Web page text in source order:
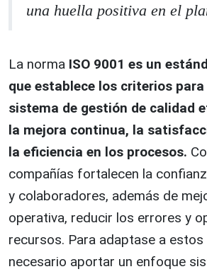
una huella positiva en el
La norma ISO 9001 es un
que establece los criterios
sistema de gestión de calidad
la mejora continua, la
la eficiencia en los procesos.
compañías fortalecen la
y colaboradores, además de
operativa, reducir los errores y
recursos. Para adaptase a
necesario aportar un enfoque